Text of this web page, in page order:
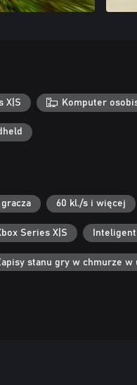
X|S Komputer
60 kl./s i więcej
Series X|S
stanu gry w chmurze w